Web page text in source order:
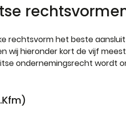
rechtsvorm het beste
wij hieronder kort de vijf
ondernemingsrecht wordt